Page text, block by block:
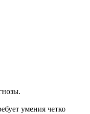
умения четко